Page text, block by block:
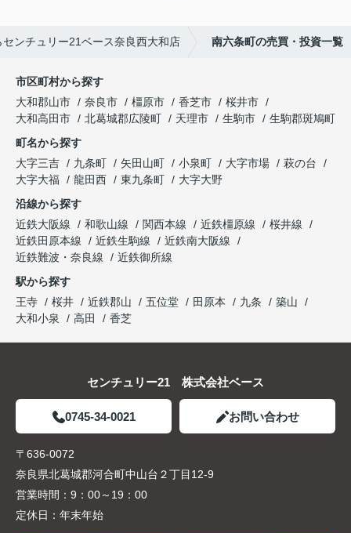
ンチュリー21ベース奈良西大和店 南六条町の売買・投資一覧
市区町村から探す
大和郡山市
奈良市 橿原市 香芝市
桜井市
大和高田市
北葛城郡広陵町 天理市 生駒市
生駒郡斑鳩町
町名から探す
大字三吉
九条町 矢田山町 小泉町 大字市場
萩の台
大字大福
龍田西 東九条町
大字大野
沿線から探す
近鉄大阪線
和歌山線 関西本線 近鉄橿原線
桜井線
近鉄田原本線
近鉄生駒線
近鉄南大阪線
近鉄難波・奈良線
近鉄御所線
駅から探す
王寺
桜井 近鉄郡山 五位堂 田原本 九条
築山
大和小泉
高田 香芝
センチュリー21 株式会社ベース
0745-34-0021 お問い合わせ
〒636-0072
奈良県北葛城郡河合町中山台２丁目12-9
営業時間： 9：00～19：00
定休日： 年末年始